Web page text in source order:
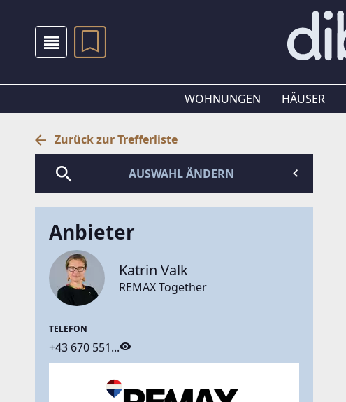
WOHNUNGEN HÄUSER
Zurück zur Trefferliste
AUSWAHL ÄNDERN
Anbieter
Katrin Valk
REMAX Together
TELEFON
+43 670 551...